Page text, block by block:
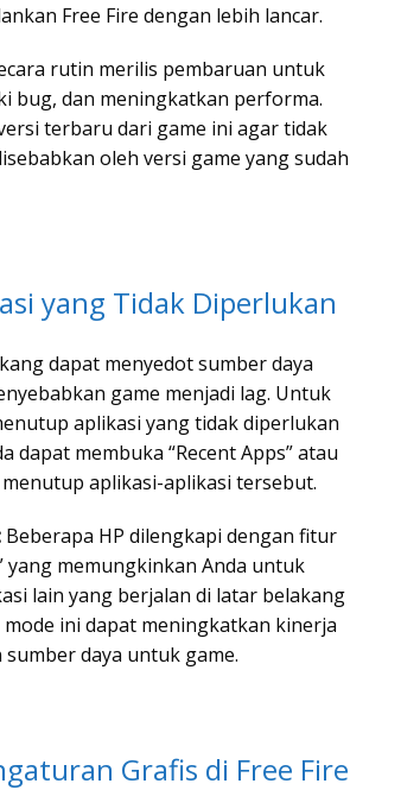
Free Fire dengan lebih lancar.
rutin merilis pembaruan untuk
bug, dan meningkatkan performa.
terbaru dari game ini agar tidak
oleh versi game yang sudah
yang Tidak Diperlukan
dapat menyedot sumber daya
game menjadi lag. Untuk
aplikasi yang tidak diperlukan
dapat membuka “Recent Apps” atau
aplikasi-aplikasi tersebut.
Beberapa HP dilengkapi dengan fitur
yang memungkinkan Anda untuk
lain yang berjalan di latar belakang
ini dapat meningkatkan kinerja
daya untuk game.
Grafis di Free Fire